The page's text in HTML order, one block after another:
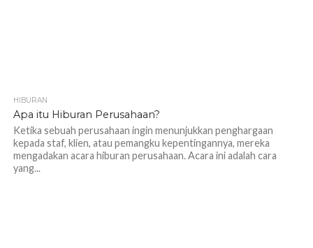
HIBURAN
Apa itu Hiburan Perusahaan?
Ketika sebuah perusahaan ingin menunjukkan penghargaan
kepada staf, klien, atau pemangku kepentingannya, mereka
mengadakan acara hiburan perusahaan. Acara ini adalah cara
yang...